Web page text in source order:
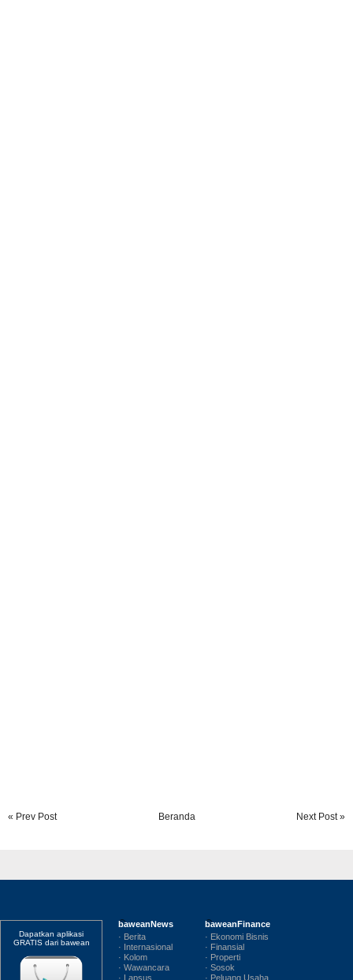
« Prev Post Next Post »
Beranda
Dapatkan aplikasi
GRATIS dari bawean
baweanNews
· Berita
· Internasional
· Kolom
· Wawancara
· Lapsus
baweanFinance
· Ekonomi Bisnis
· Finansial
· Properti
· Sosok
· Peluang Usaha